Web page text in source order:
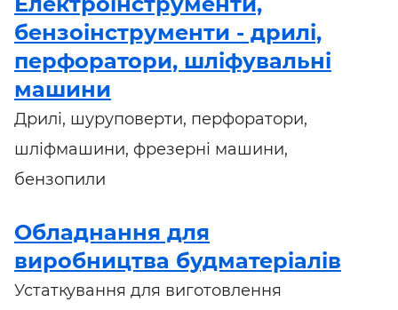
бензоінструменти - дрилі,
перфоратори, шліфувальні
машини
Дрилі, шуруповерти, перфоратори,
шліфмашини, фрезерні машини,
бензопили
Обладнання для
виробництва будматеріалів
Устаткування для виготовлення